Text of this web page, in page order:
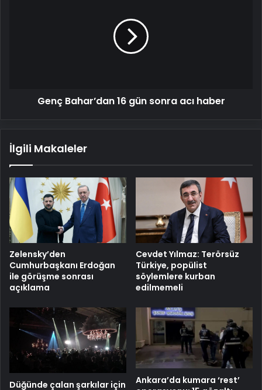
Genç Bahar’dan 16 gün sonra acı haber
İlgili Makaleler
Zelensky’den
Cumhurbaşkanı Erdoğan
ile görüşme sonrası
açıklama
Cevdet Yılmaz: Terörsüz
Türkiye, popülist
söylemlere kurban
edilmemeli
Düğünde çalan şarkılar için
Ankara’da kumara ‘rest’